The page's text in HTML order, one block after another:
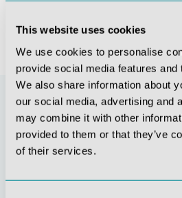
This website uses cookies
We use cookies to personalise
provide social media features and
We also share information about
our social media, advertising and
may combine it with other
provided to them or that they’ve
of their services.